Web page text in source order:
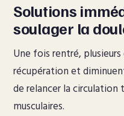
Solutions
soulager la
Une fois rentré,
récupération et
de relancer la
musculaires.